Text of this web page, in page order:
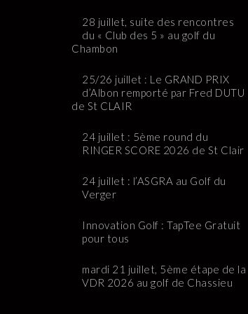
28 juillet, suite des rencontres
du « Club des 5 » au golf du
Chambon
25/26 juillet : Le GRAND PRIX
d’Albon remporté par Fred DUTU
de St CLAIR
24 juillet : 5ème round du
RINGER SCORE 2026 de St Clair
24 juillet : l’ASGRA au Golf du
Verger
Innovation Golf : TapTee Gratuit
pour tous
mardi 21 juillet, 5ème étape de la
VDR 2026 au golf de Chassieu